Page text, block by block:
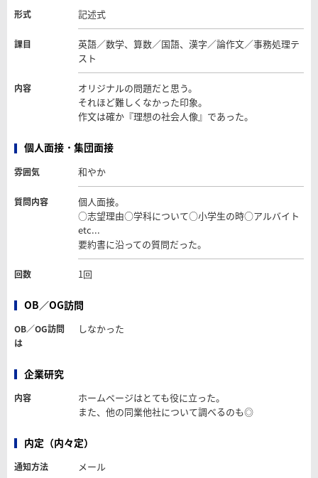
形式 記述式
課目
英語／数学、算数／国語、漢字／論作文／事務処理テ
スト
内容
オリジナルの問題だと思う。
それほど難しくなかった印象。
作文は確か『理想の社会人像』であった。
個人面接・集団面接
雰囲気 和やか
質問内容
個人面接。
○志望理由○学科について○小学生の時○アルバイト
etc...
要約書に沿っての質問だった。
回数 1回
OB／OG訪問
OB／OG訪問
は
しなかった
企業研究
内容
ホームページはとても役に立った。
また、他の同業他社について調べるのも◎
内定（内々定）
通知方法 メール